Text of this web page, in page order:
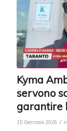
Kyma
servono
garantire
15 Gennaio 2026 /